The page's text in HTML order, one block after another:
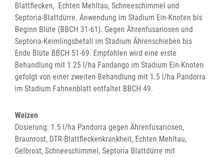
Blattflecken, Echten Mehltau, Schneeschimmel und
Septoria-Blattdürre. Anwendung im Stadium Ein-Knoten bis
Beginn Blüte (BBCH 31-61). Gegen Ährenfusariosen und
Septoria-Keimlingsbefall im Stadium Ährenschieben bis
Ende Blüte BBCH 51-69. Empfohlen wird eine erste
Behandlung mit 1.25 l/ha Fandango im Stadium Ein-Knoten
gefolgt von einer zweiten Behandlung mit 1.5 l/ha Pandorra
im Stadium Fahnenblatt entfaltet BBCH 49.
Weizen
Dosierung: 1.5 l/ha Pandorra gegen Ährenfusariosen,
Braunrost, DTR-Blattfleckenkrankheit, Echten Mehltau,
Gelbrost, Schneeschimmel, Septoria Blattdürre mit